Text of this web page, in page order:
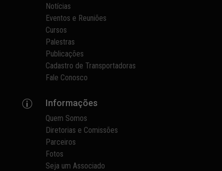
Notícias
Eventos e Reuniões
Cursos
Palestras
Publicações
Cadastro de Transportadoras
Fale Conosco
p Informações
Quem Somos
Diretorias e Comissões
Parceiros
Fotos
Seja um Associado